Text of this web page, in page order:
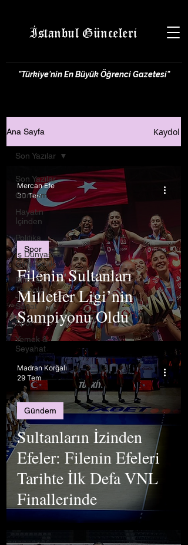
İstanbul Günceleri
"Türkiye'nin En Büyük Öğrenci Gazetesi"
Ana Sayfa Kaydol
Son Yazılar
Gündem
Hayatın
İçinden
Politika
İş Dünyası &
Girişimcilik
Bilim &
Teknoloji
Sanat
Spor
Yemek &
Seyahat
Son Yazılar
Filenin Sultanları
Milletler Ligi’nin
Şampiyonu Oldu
Spor
Mercan Efe
30 Tem
Sultanların İzinden
Efeler: Filenin Efeleri
Tarihte İlk Defa VNL
Finallerinde
Gündem
Madran Korğalı
29 Tem